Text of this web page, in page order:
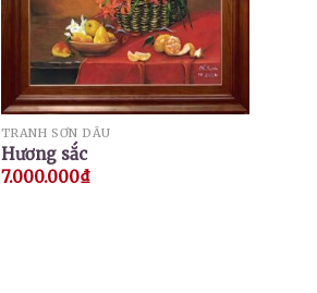
TRANH SƠN DẦU
Hương sắc
7.000.000₫